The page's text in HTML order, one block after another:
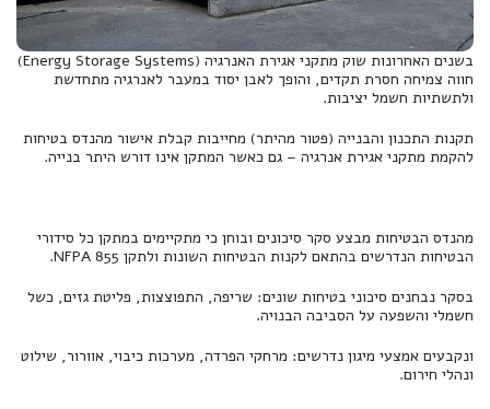
בשנים האחרונות שוק מתקני אגירת האנרגיה (Energy Storage Systems)
חווה צמיחה חסרת תקדים, והופך לאבן יסוד במעבר לאנרגיה מתחדשת
ולתשתיות חשמל יציבות.
תקנות התכנון והבנייה (פטור מהיתר) מחייבות קבלת אישור מהנדס בטיחות
להקמת מתקני אגירת אנרגיה – גם כאשר המתקן אינו דורש היתר בנייה.
מהנדס הבטיחות מבצע סקר סיכונים ובוחן כי מתקיימים במתקן כל סידורי
הבטיחות הנדרשים בהתאם לקנות הבטיחות השונות ולתקן NFPA 855.
בסקר נבחנים סיכוני בטיחות שונים: שריפה, התפוצצות, פליטת גזים, כשל
חשמלי והשפעה על הסביבה הבנויה.
ונקבעים אמצעי מיגון נדרשים: מרחקי הפרדה, מערכות כיבוי, אוורור, שילוט
ונהלי חירום.